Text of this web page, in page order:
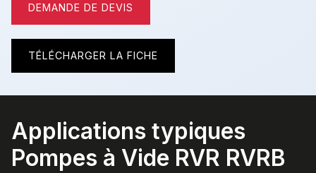
DEMANDE DE DEVIS
TÉLÉCHARGER LA FICHE
Applications typiques
Pompes à Vide RVR RVRB